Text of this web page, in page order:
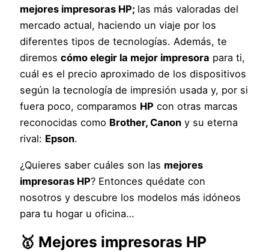
mejores impresoras HP; las más valoradas del
mercado actual, haciendo un viaje por los
diferentes tipos de tecnologías. Además, te
diremoscómo elegir la mejor impresora para ti,
cuál es el precio aproximado de los dispositivos
según la tecnología de impresión usada y, por si
fuera poco, comparamos HP con otras marcas
reconocidas como Brother, Canon y su eterna
rival: Epson.
¿Quieres saber cuáles son las mejores
impresoras HP? Entonces quédate con
nosotros y descubre los modelos más idóneos
para tu hogar u oficina…
🥇 Mejores impresoras HP